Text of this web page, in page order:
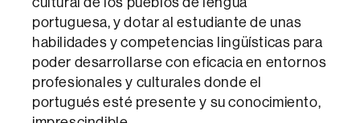
portuguesa, y dotar al estudiante de unas
habilidades y competencias lingüísticas para
poder desarrollarse con eficacia en entornos
profesionales y culturales donde el
portugués esté presente y su conocimiento,